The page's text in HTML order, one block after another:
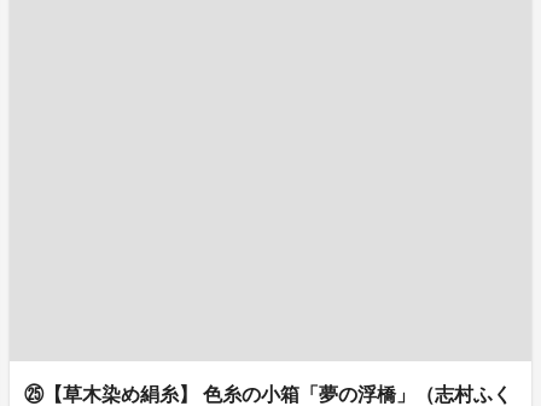
㉕【草木染め絹糸】 色糸の小箱「夢の浮橋」（志村ふく